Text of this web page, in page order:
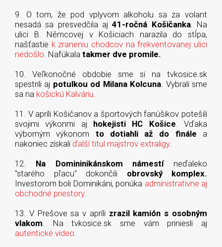
9. O tom, že pod vplyvom alkoholu sa za volant
nesadá sa presvedčila aj41-ročná Košičanka. Na
ulici B. Němcovej v Košiciach narazila do stĺpa,
našťastie k zraneniu chodcov na frekventovanej ulici
nedošlo . Nafúkala takmer dve promile.
10. Veľkonočné obdobie sme si na tvkosice.sk
spestrili aj potulkou od Milana Kolcuna . Vybrali sme
sa na košickú Kalváriu.
11. V apríli Košičanov a športových fanúšikov potešili
svojimi výkonmi aj hokejisti HC Košice . Vďaka
výborným výkonom to dotiahli až do finále a
nakoniec získali ďalší titul majstrov extraligy.
12.
Na Domininikánskom námestí neďaleko
"starého pľacu" dokončili obrovský komplex.
Investorom boli Dominikáni, ponúka administratívne aj
obchodné priestory.
13. V Prešove sa v apríli zrazil kamión s osobným
vlakom . Na tvkosice.sk sme vám priniesli aj
autentické video.